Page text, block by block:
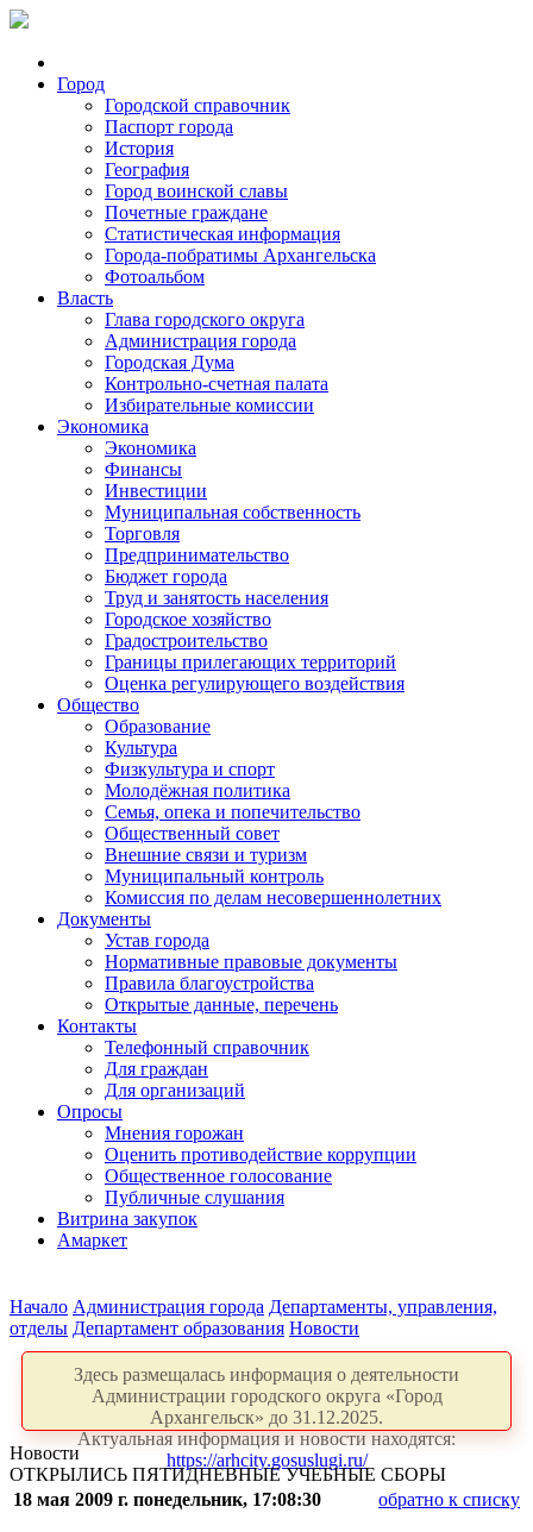
Город
Городской справочник
Паспорт города
История
География
Город воинской славы
Почетные граждане
Статистическая информация
Города-побратимы Архангельска
Фотоальбом
Власть
Глава городского округа
Администрация города
Городская Дума
Контрольно-счетная палата
Избирательные комиссии
Экономика
Экономика
Финансы
Инвестиции
Муниципальная собственность
Торговля
Предпринимательство
Бюджет города
Труд и занятость населения
Городское хозяйство
Градостроительство
Границы прилегающих территорий
Оценка регулирующего воздействия
Общество
Образование
Культура
Физкультура и спорт
Молодёжная политика
Семья, опека и попечительство
Общественный совет
Внешние связи и туризм
Муниципальный контроль
Комиссия по делам несовершеннолетних
Документы
Устав города
Нормативные правовые документы
Правила благоустройства
Открытые данные, перечень
Контакты
Телефонный справочник
Для граждан
Для организаций
Опросы
Мнения горожан
Оценить противодействие коррупции
Общественное голосование
Публичные слушания
Витрина закупок
Амаркет
Начало Администрация города Департаменты, управления,
отделы Департамент образования Новости
Здесь размещалась информация о деятельности
Администрации городского округа «Город
Архангельск» до 31.12.2025.
Актуальная информация и новости находятся:
https://arhcity.gosuslugi.ru/
Новости
ОТКРЫЛИСЬ ПЯТИДНЕВНЫЕ УЧЕБНЫЕ СБОРЫ
18 мая 2009 г. понедельник, 17:08:30
обратно к списку